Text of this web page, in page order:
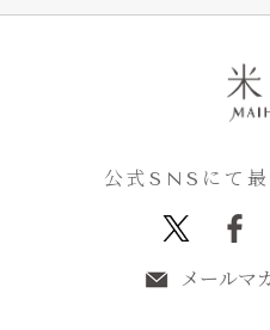
公式SNSにて
メールマ